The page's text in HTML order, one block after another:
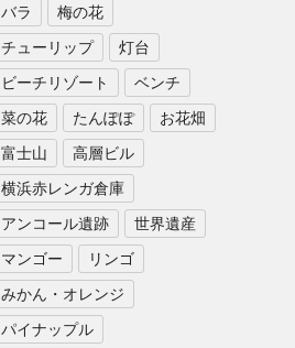
バラ
梅の花
チューリップ
灯台
ビーチリゾート
ベンチ
菜の花
たんぽぽ
お花畑
富士山
高層ビル
横浜赤レンガ倉庫
アンコール遺跡
世界遺産
マンゴー
リンゴ
みかん・オレンジ
パイナップル